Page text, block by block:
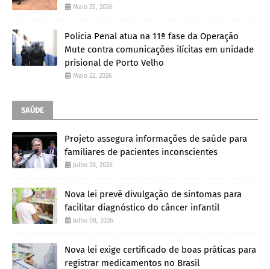
Maio 25, 2026
Polícia Penal atua na 11ª fase da Operação
Mute contra comunicações ilícitas em unidade
prisional de Porto Velho
Maio 22, 2026
SAÚDE
Projeto assegura informações de saúde para
familiares de pacientes inconscientes
Julho 28, 2026
Nova lei prevê divulgação de sintomas para
facilitar diagnóstico do câncer infantil
Julho 08, 2026
Nova lei exige certificado de boas práticas para
registrar medicamentos no Brasil